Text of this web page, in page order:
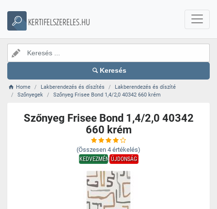
KERTIFELSZERELES.HU
Keresés
Home Lakberendezés és díszítés
Lakberendezés és díszíté
Szőnyegek
Szőnyeg Frisee Bond 1,4/2,0 40342 660 krém
Szőnyeg Frisee Bond 1,4/2,0 40342
660 krém
(Összesen 4 értékelés)
KEDVEZMÉNYÚJDONSÁG